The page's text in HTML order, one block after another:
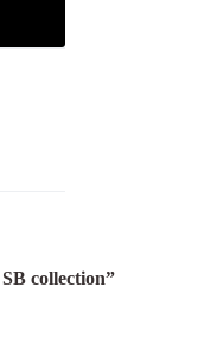
collection”